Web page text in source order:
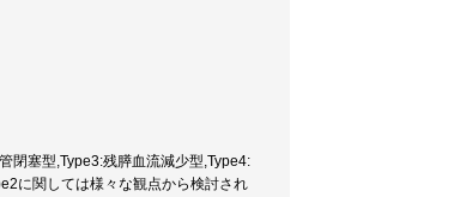
閉塞型,Type3:残膵血流減少型,Type4:
に関しては様々な観点から検討され